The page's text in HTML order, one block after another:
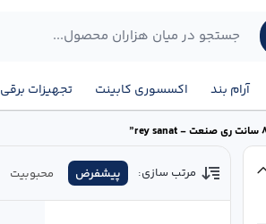
آرام بند اکسسوری کابینت تجهیزات برقی
مرتب سازی: پیشفرض محبوبیت